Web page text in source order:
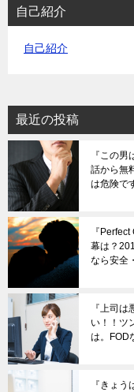
自己紹介
自己紹介
最近の投稿
『この
話から無
は危険で
『
幕は？
なら安全
『上司
い！！ツ
は。FOD
『きょ